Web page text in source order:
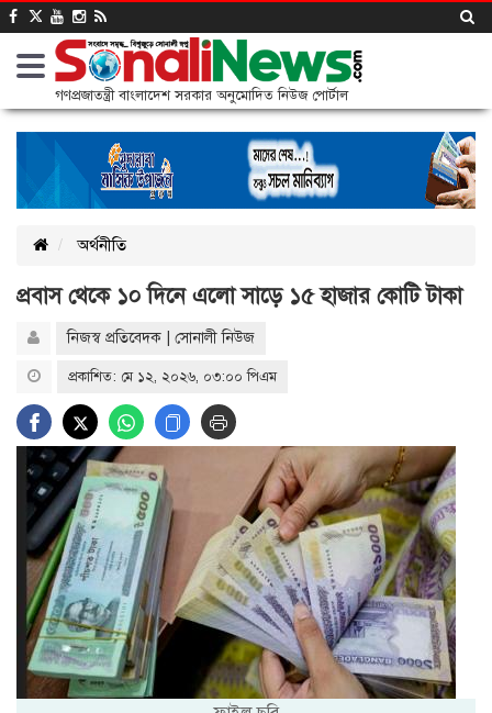
গণপ্রজাতন্ত্রী বাংলাদেশ সরকার অনুমোদিত নিউজ পোর্টাল
অর্থনীতি
প্রবাস থেকে ১০ দিনে এলো সাড়ে ১৫ হাজার কোটি টাকা
নিজস্ব প্রতিবেদক | সোনালী নিউজ
প্রকাশিত: মে ১২, ২০২৬, ০৩:০০ পিএম